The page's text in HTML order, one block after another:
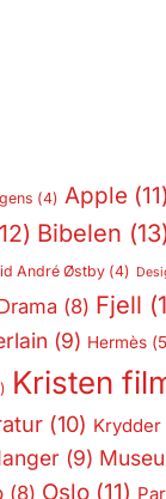
(4) Apple (11)
Bibelen
André Østby(4)
(8) Fjell
(9) Hermès
Kristen
(10) Krydder
(9)
(8) Oslo(11)